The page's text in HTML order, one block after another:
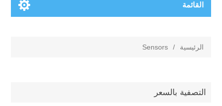
القائمة
الرئيسية /
Sensors
التصفية بالسعر